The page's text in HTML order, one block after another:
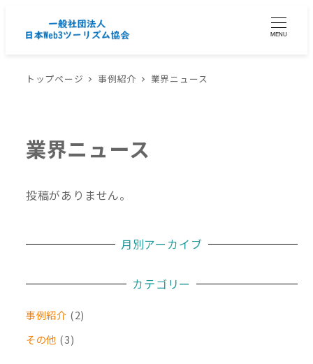
MENU
トップページ 事例紹介 業界ニュース
業界ニュース
投稿がありません。
月別アーカイブ
カテゴリー
事例紹介 (2)
その他 (3)